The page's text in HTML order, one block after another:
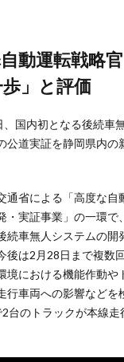
」と評価
国内初となる後続車
公道実証を静岡県内の
省による「高度な自
・実証事業」の一環で
続車無人システムの開
後は2月28日まで複数
境における機能作動や
行車両への影響などを
台のトラックが本線走